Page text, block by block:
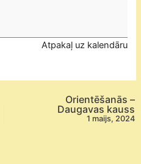
Atpakaļ uz kalendāru
Orientēšanās –
Daugavas kauss
1 maijs, 2024